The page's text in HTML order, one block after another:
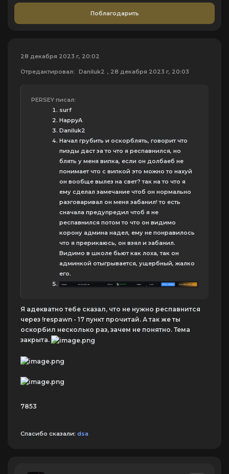
Поблагодарить
28 декабря 2023 г, 20:02
Отредактировал: Daniluk2 , 28 декабря 2023 г, 20:03
PERSEY писал:
surf
HappyA
Daniluk2
Начал грубить и оскорблять, говорит что
пизды даст за то что я респавнился, но
блять у меня випка, если он долбаеб не
понимает что с випкой это можно то нахуй
он вообще вылез на свет? так на то что я
ему сделал замечание чтоб он нормально
разговаривал он меня забанил! то есть
сначала предупредил чтоб я не
респавнился потом то что он видимо
корону админа надел, ему не понравилось
что я прерикаюсь, он взял и забанил.
Видимо в школе бьют как лоха, так он
админкой отыгрывается, ущербный, жалко
его.
Я адекватно тебе сказал, что не нужно респавнится
через !respawn - 17 пункт прочитай. А так же ты
оскорбил несколько раз, зачем не понятно. Тема
закрыта.
7853
Спасибо сказали: dsa